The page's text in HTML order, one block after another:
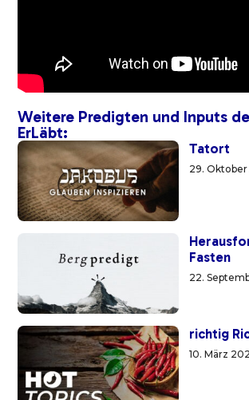
Weitere Predigten und Inputs
ErLäbt:
Tatort
29.
Fasten
22.
richtig
10. März